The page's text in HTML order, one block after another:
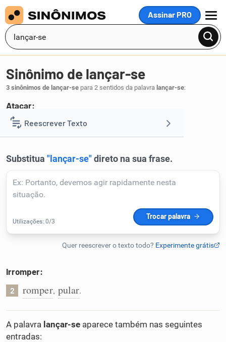
Assinar PRO
MENU
Reescrever Texto
Corrigir Texto
Humanizador de IA
Cata-letras
Conexões
Sinônimo de lançar-se
3 sinônimos de lançar-se para 2 sentidos da palavra lançar-se:
Atacar:
1 investir.
Irromper:
2 romper, pular.
A palavra lançar-se aparece também nas seguintes
entradas: